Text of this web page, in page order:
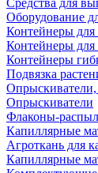
Средства для
Оборудование
Контейнеры для
Контейнеры для
Контейнеры
Подвязка
Опрыскиватели
Флаконы-
Капиллярные
Агроткань для
Капиллярные